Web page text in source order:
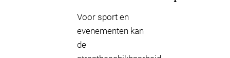
Voor sport en
evenementen kan
de